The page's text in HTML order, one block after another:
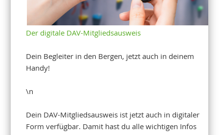
Der digitale DAV-Mitgliedsausweis
Dein Begleiter in den Bergen, jetzt auch in deinem
Handy!
\n
Dein DAV-Mitgliedsausweis ist jetzt auch in digitaler
Form verfügbar. Damit hast du alle wichtigen Infos